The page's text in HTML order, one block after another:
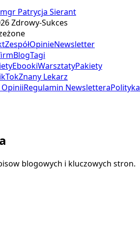
Patrycja Sierant
Zdrowy-Sukces
ZespółOpinieNewsletter
BlogTagi
EbookiWarsztatyPakiety
Znany Lekarz
Regulamin NewsletteraPolityka
blogowych i kluczowych stron.